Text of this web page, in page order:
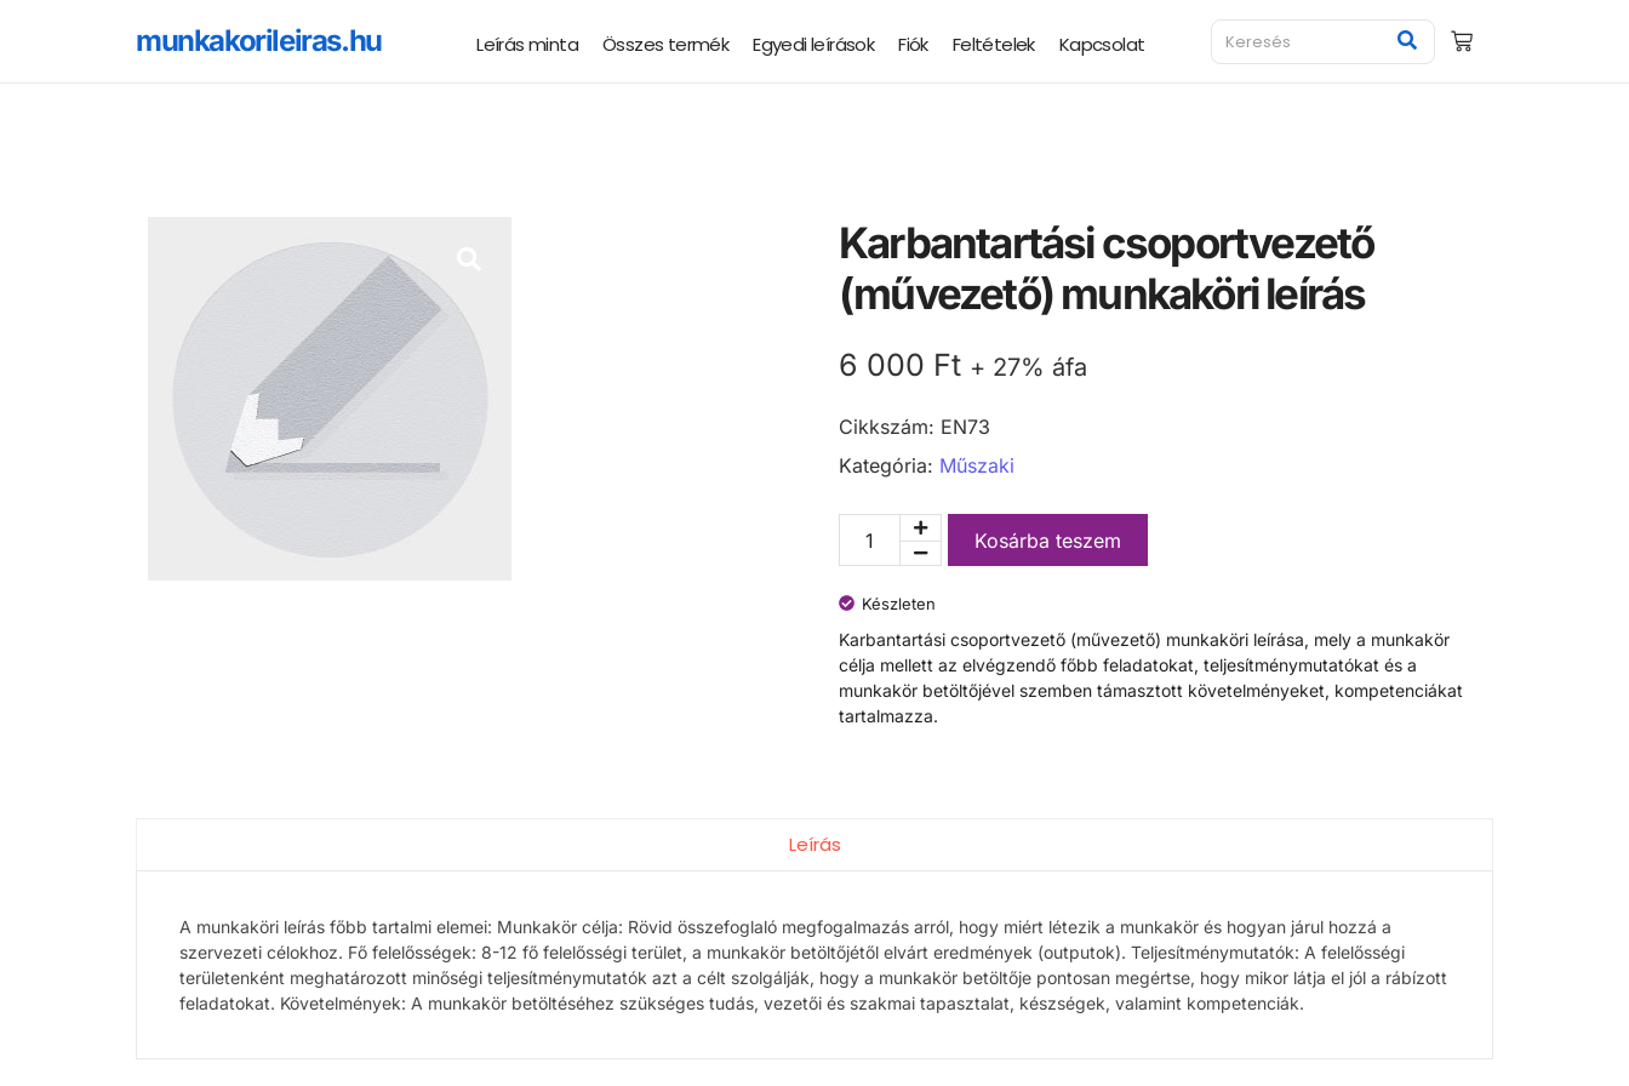
munkakorileiras.hu Leírás minta Összes termék Egyedi leírások Fiók Feltételek Kapcsolat
Karbantartási csoportvezető
(művezető) munkaköri leírás
6 000 Ft + 27% áfa
Cikkszám: EN73
Kategória: Műszaki
Kosárba teszem
Készleten
Karbantartási csoportvezető (művezető) munkaköri leírása, mely a munkakör
célja mellett az elvégzendő főbb feladatokat, teljesítménymutatókat és a
munkakör betöltőjével szemben támasztott követelményeket, kompetenciákat
tartalmazza.
Leírás
A munkaköri leírás főbb tartalmi elemei: Munkakör célja: Rövid összefoglaló megfogalmazás arról, hogy miért létezik a munkakör és hogyan járul hozzá a
szervezeti célokhoz. Fő felelősségek: 8-12 fő felelősségi terület, a munkakör betöltőjétől elvárt eredmények (outputok). Teljesítménymutatók: A felelősségi
területenként meghatározott minőségi teljesítménymutatók azt a célt szolgálják, hogy a munkakör betöltője pontosan megértse, hogy mikor látja el jól a rábízott
feladatokat. Követelmények: A munkakör betöltéséhez szükséges tudás, vezetői és szakmai tapasztalat, készségek, valamint kompetenciák.